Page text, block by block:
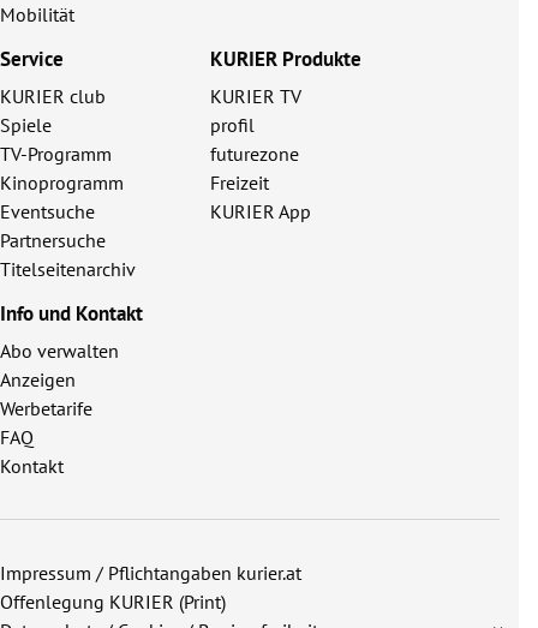
Mobilität
Service
KURIER club
Spiele
TV-Programm
Kinoprogramm
Eventsuche
Partnersuche
Titelseitenarchiv
KURIER Produkte
KURIER TV
profil
futurezone
Freizeit
KURIER App
Info und Kontakt
Abo verwalten
Anzeigen
Werbetarife
FAQ
Kontakt
Impressum / Pflichtangaben kurier.at
Offenlegung KURIER (Print)